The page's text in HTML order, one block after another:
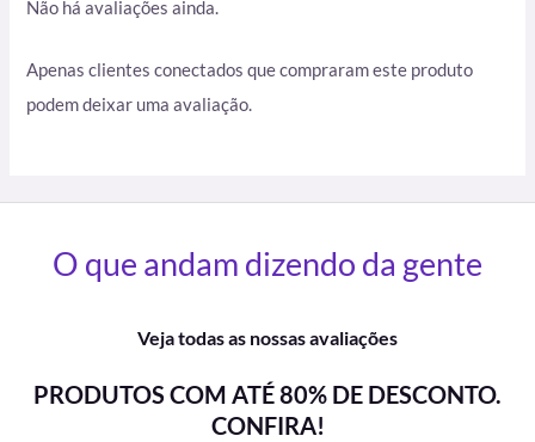
Não há avaliações ainda.
Apenas clientes conectados que compraram este produto
podem deixar uma avaliação.
O que andam dizendo da gente
Veja todas as nossas avaliações
PRODUTOS COM ATÉ 80% DE DESCONTO.
CONFIRA!